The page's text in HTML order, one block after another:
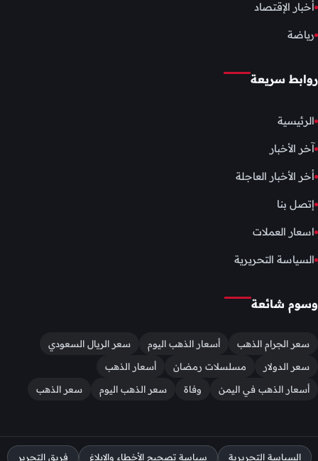
أخبار الإقتصاد
رياضة
روابط سريعة
الرئيسية
آخر الأخبار
أخر الأخبار العاجلة
إتصل بنا
اسعار العملات
السياسة التحريرية
وسوم شائعة
سعر الجرام الذهب أسعار الذهب اليوم
سعر الريال السعودي
سعر الدولار
مسلسلات رمضان
أسعار الذهب
أسعار الذهب في اليمن
وفاة سعر الذهب اليوم سعر الذهب
السياسة التحريرية سياسة تصحيح الأخطاء والإبلاغ فريق التحرير